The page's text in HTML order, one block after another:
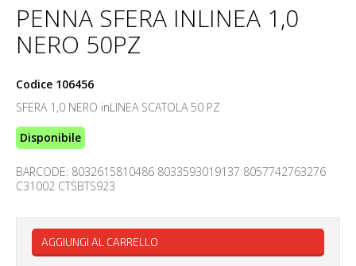
PENNA SFERA INLINEA 1,0
NERO 50PZ
Codice 106456
SFERA 1,0 NERO inLINEA SCATOLA 50 PZ
Disponibile
BARCODE: 8032615810486 8033593019137 8057742763276
C31002 CTSBTS923
AGGIUNGI AL CARRELLO